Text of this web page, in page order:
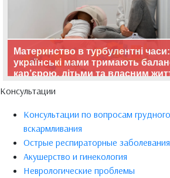
Материнство в турбулентні
українські мами тримають
кар’єрою, дітьми та власним
Консультации
Консультации по вопросам грудного
вскармливания
Острые респираторные заболевания
Акушерство и гинекология
Неврологические проблемы